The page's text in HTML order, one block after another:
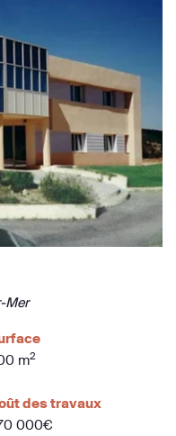
Mer
m2
des travaux
000€